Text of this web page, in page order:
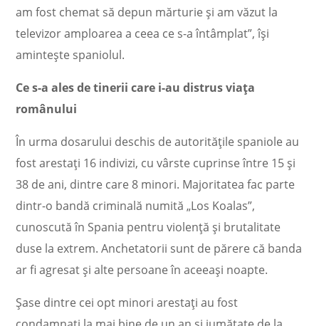
am fost chemat să depun mărturie şi am văzut la
televizor amploarea a ceea ce s-a întâmplat”, își
amintește spaniolul.
Ce s-a ales de tinerii care i-au distrus viața
românului
În urma dosarului deschis de autoritățile spaniole au
fost arestați 16 indivizi, cu vârste cuprinse între 15 și
38 de ani, dintre care 8 minori. Majoritatea fac parte
dintr-o bandă criminală numită „Los Koalas”,
cunoscută în Spania pentru violență și brutalitate
duse la extrem. Anchetatorii sunt de părere că banda
ar fi agresat și alte persoane în aceeaşi noapte.
Șase dintre cei opt minori arestați au fost